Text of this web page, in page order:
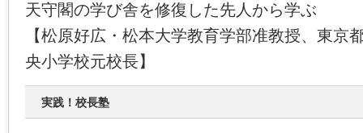
天守閣の学び舎を修復した先人から学ぶ
【松原好広・松本大学教育学部准教授、東京
央小学校元校長】
実践！校長塾